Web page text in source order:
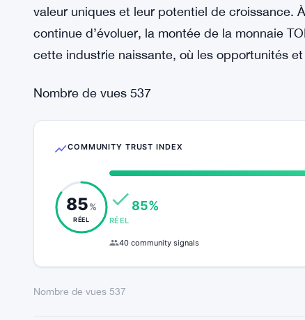
monnaie TON qui pourrait déclencher une telle
montée semble être alimentée par des
Néanmoins, la corrélation constante entre les
monnaie TON tracent leur propre chemin,
valeur uniques et leur potentiel de
continue d’évoluer, la montée de la monnaie
cette industrie naissante, où les opportunités
Nombre de vues 537
COMMUNITY TRUST INDEX